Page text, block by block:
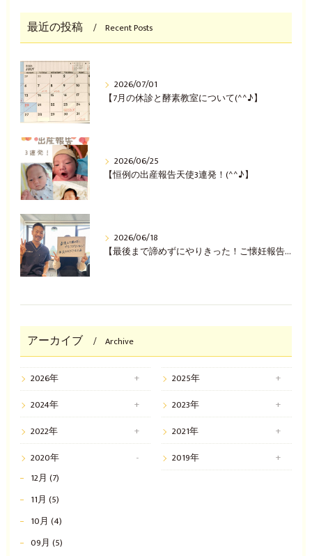
最近の投稿 Recent Posts
2026/07/01
【7月の休診と酵素教室について(^^♪】
2026/06/25
【恒例の出産報告天使3連発！(^^♪】
2026/06/18
【最後まで諦めずにやりきった！ご懐妊報告(^^♪】
アーカイブ Archive
2026年
2025年
2024年
2023年
2022年
2021年
2020年
12月 (7)
11月 (5)
10月 (4)
09月 (5)
2019年